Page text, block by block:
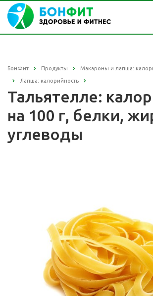
БонФит Продукты Макароны и лапша:
Лапша: калорийность
Тальятелле:
на 100 г, белки,
углеводы